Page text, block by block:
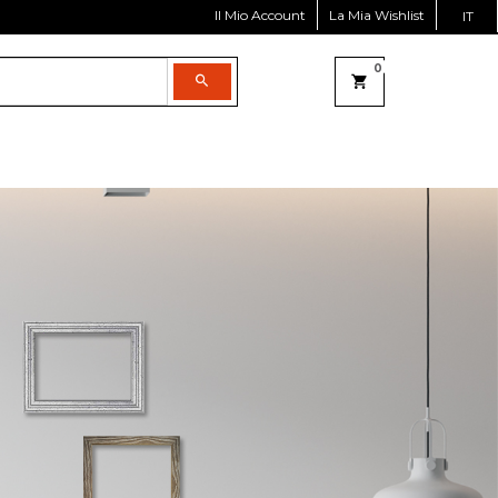
IT
Il Mio Account La Mia Wishlist
0